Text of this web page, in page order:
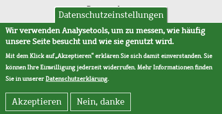
Datenschutz
AVB
Datenschutzeinstellungen
Wir verwenden Analysetools, um zu messen, wie häufig
unsere Seite besucht und wie sie genutzt wird.
Mit dem Klick auf „Akzeptieren“ erklären Sie sich damit einverstanden. Sie
können Ihre Einwilligung jederzeit widerrufen. Mehr Informationen finden
Sie in unsererDatenschutzerklärung.
Akzeptieren Nein, danke